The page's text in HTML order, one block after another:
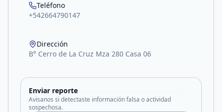
Teléfono
+542664790147
Dirección
B° Cerro de La Cruz Mza 280 Casa 06
Enviar reporte
Avisanos si detectaste información falsa o actividad
sospechosa.